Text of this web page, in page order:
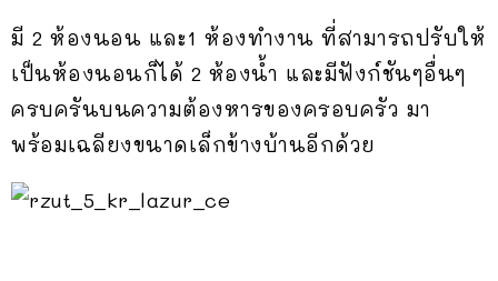
มี 2 ห้องนอน และ1 ห้องทำงาน ที่สามารถปรับให้
เป็นห้องนอนก็ได้ 2 ห้องน้ำ และมีฟังก์ชันๆอื่นๆ
ครบครันบนความต้องหารของครอบครัว มา
พร้อมเฉลียงขนาดเล็กข้างบ้านอีกด้วย